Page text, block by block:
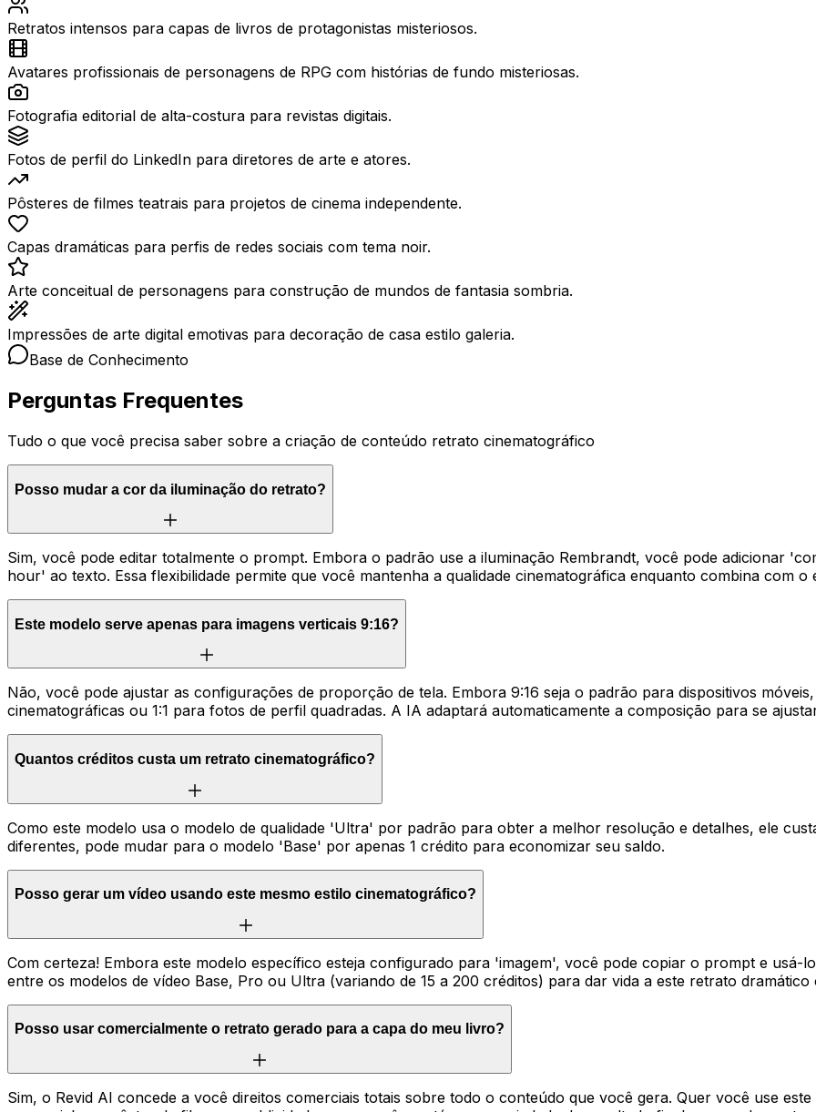
Retratos intensos para capas de livros de protagonistas misteriosos.
Avatares profissionais de personagens de RPG com histórias de fundo misteriosas.
Fotografia editorial de alta-costura para revistas digitais.
Fotos de perfil do LinkedIn para diretores de arte e atores.
Pôsteres de filmes teatrais para projetos de cinema independente.
Capas dramáticas para perfis de redes sociais com tema noir.
Arte conceitual de personagens para construção de mundos de fantasia sombria.
Impressões de arte digital emotivas para decoração de casa estilo galeria.
Base de Conhecimento
Perguntas Frequentes
Tudo o que você precisa saber sobre a criação de conteúdo retrato cinematográfico
Posso mudar a cor da iluminação do retrato?
Sim, você pode editar totalmente o prompt. Embora o padrão use a iluminação Rembrandt, você pode adicionar
hour' ao texto. Essa flexibilidade permite que você mantenha a qualidade cinematográfica enquanto combina com
Este modelo serve apenas para imagens verticais 9:16?
Não, você pode ajustar as configurações de proporção de tela. Embora 9:16 seja o padrão para dispositivos
cinematográficas ou 1:1 para fotos de perfil quadradas. A IA adaptará automaticamente a composição para se
Quantos créditos custa um retrato cinematográfico?
Como este modelo usa o modelo de qualidade 'Ultra' por padrão para obter a melhor resolução e detalhes, ele
diferentes, pode mudar para o modelo 'Base' por apenas 1 crédito para economizar seu saldo.
Posso gerar um vídeo usando este mesmo estilo cinematográfico?
Com certeza! Embora este modelo específico esteja configurado para 'imagem', você pode copiar o prompt e usá-
entre os modelos de vídeo Base, Pro ou Ultra (variando de 15 a 200 créditos) para dar vida a este retrato dramático
Posso usar comercialmente o retrato gerado para a capa do meu livro?
Sim, o Revid AI concede a você direitos comerciais totais sobre todo o conteúdo que você gera. Quer você use